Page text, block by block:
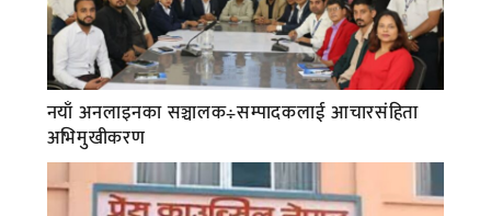
नयाँ अनलाइनका सञ्चालक÷सम्पादकलाई आचारसंहिता
अभिमुखीकरण